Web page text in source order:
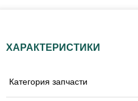
ХАРАКТЕРИСТИКИ
Категория запчасти